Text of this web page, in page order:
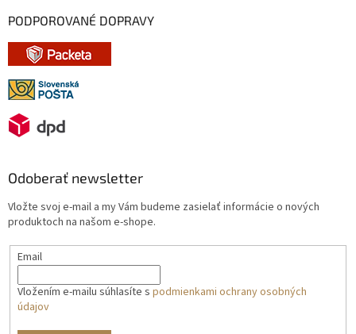
PODPOROVANÉ DOPRAVY
Odoberať newsletter
Vložte svoj e-mail a my Vám budeme zasielať informácie o nových
produktoch na našom e-shope.
Email
Vložením e-mailu súhlasíte s podmienkami ochrany osobných
údajov